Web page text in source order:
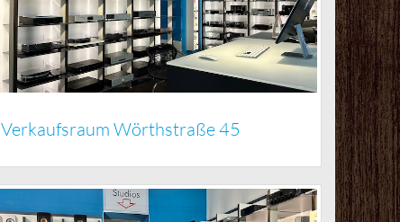
Verkaufsraum Wörthstraße 45